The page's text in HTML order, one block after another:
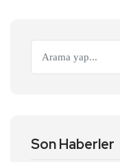
Son Haberler